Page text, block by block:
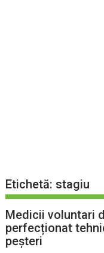
Etichetă: stagiu
Medicii voluntari
perfecționat
peșteri